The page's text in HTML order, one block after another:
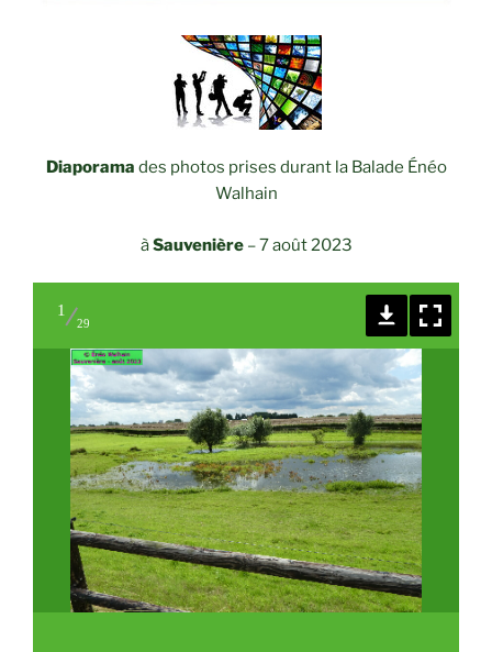
Diaporama des photos prises durant la Balade Énéo
Walhain
àSauvenière –7 août 2023
1
29